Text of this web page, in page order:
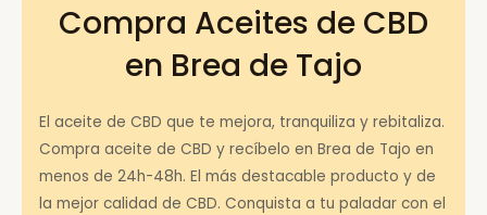
Compra Aceites de CBD
en Brea de Tajo
El aceite de CBD que te mejora, tranquiliza y rebitaliza.
Compra aceite de CBD y recíbelo en Brea de Tajo en
menos de 24h-48h. El más destacable producto y de
la mejor calidad de CBD. Conquista a tu paladar con el